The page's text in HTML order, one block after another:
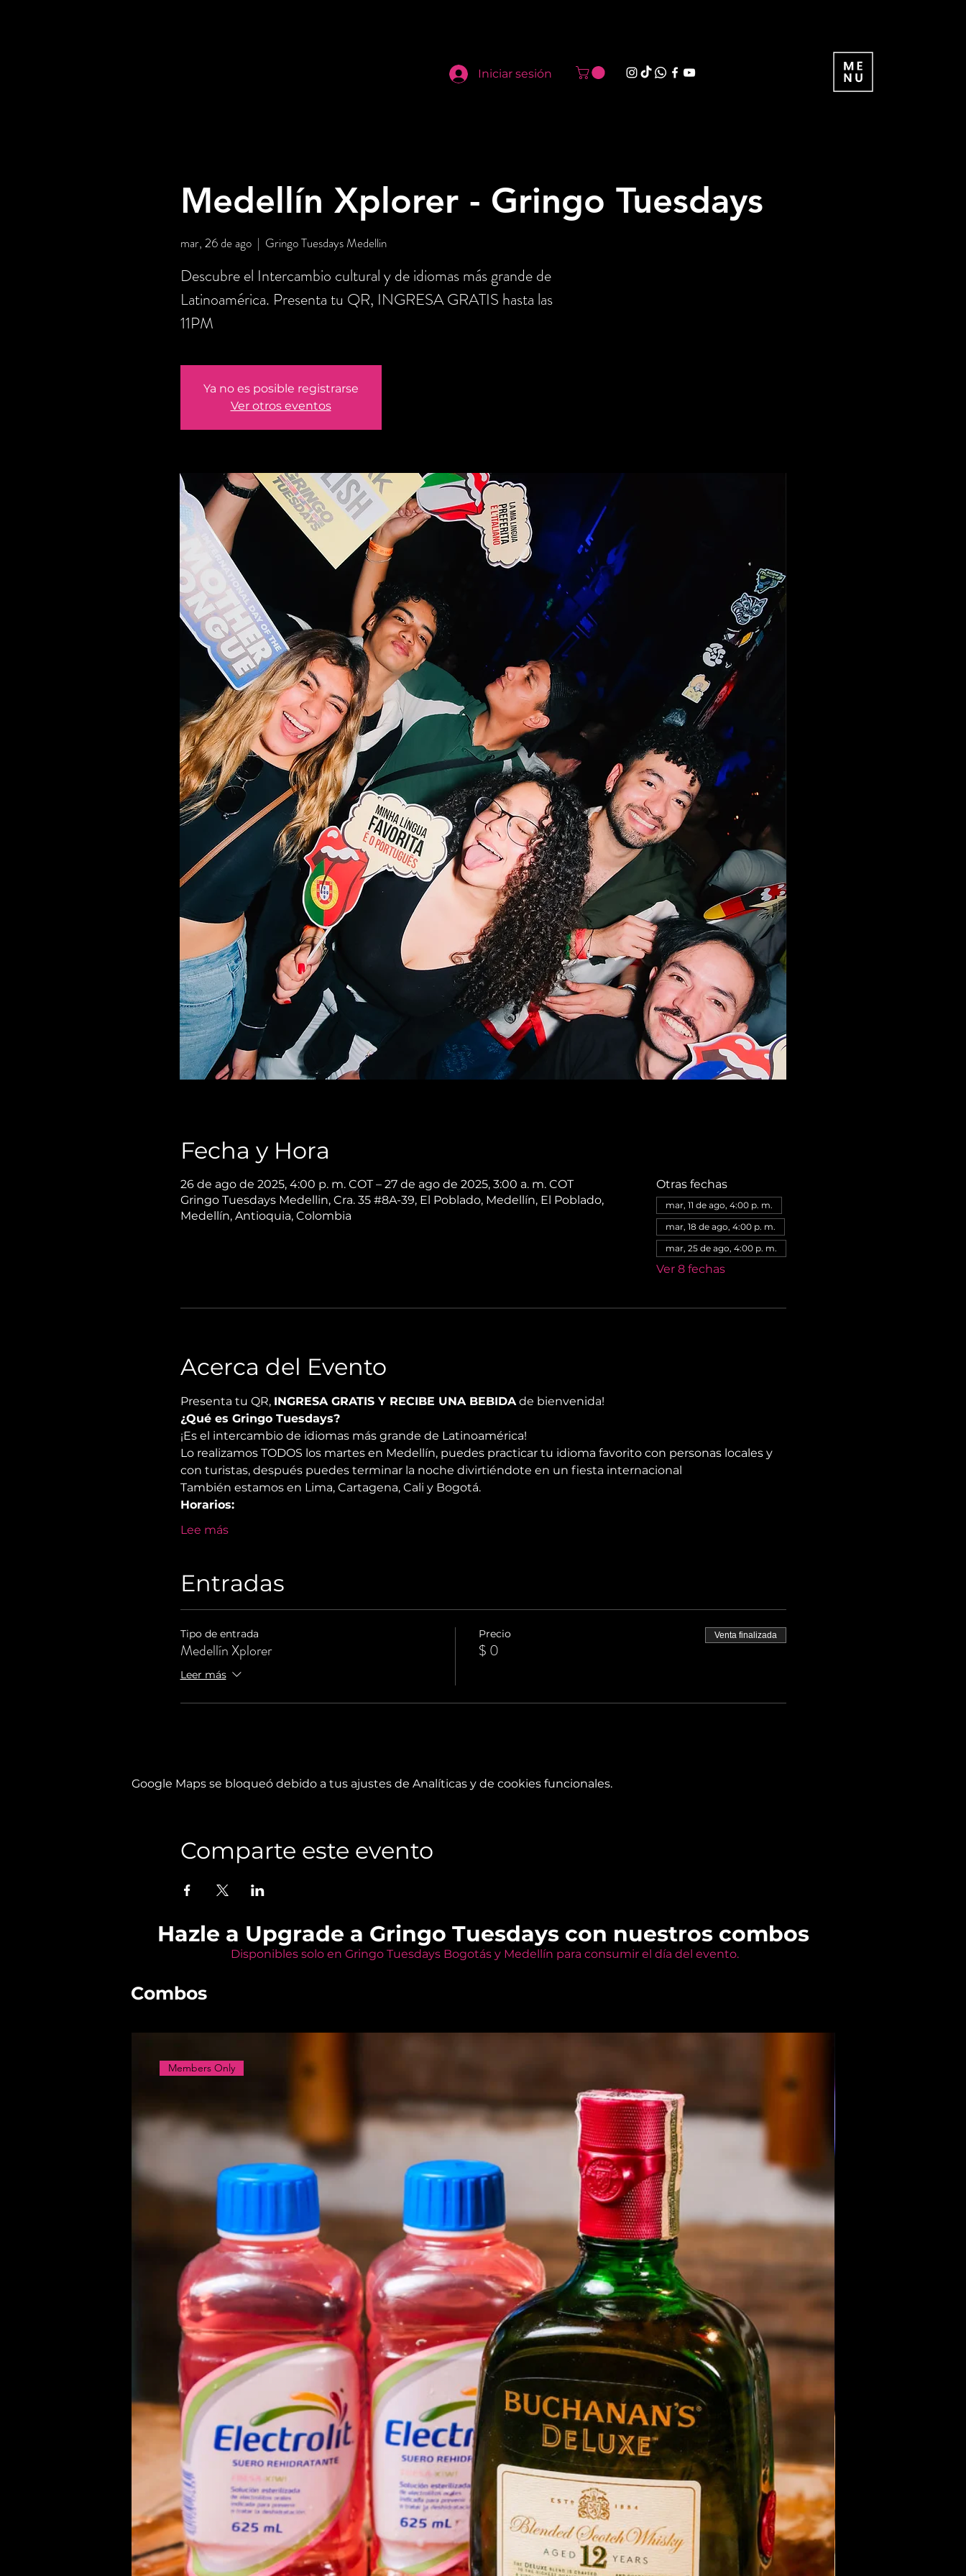
Iniciar sesión
Medellín Xplorer - Gringo Tuesdays
mar, 26 de ago
  |
Gringo Tuesdays Medellin
Descubre el Intercambio cultural y de idiomas más grande de
Latinoamérica. Presenta tu QR, INGRESA GRATIS hasta las
11PM
Ya no es posible registrarse
Ver otros eventos
Fecha y Hora
26 de ago de 2025, 4:00 p. m. COT – 27 de ago de 2025, 3:00 a. m. COT
Gringo Tuesdays Medellin, Cra. 35 #8A-39, El Poblado, Medellín, El Poblado,
Medellín, Antioquia, Colombia
Otras fechas
mar, 11 de ago, 4:00 p. m.
mar, 18 de ago, 4:00 p. m.
mar, 25 de ago, 4:00 p. m.
Ver 8 fechas
Acerca del Evento
Presenta tu QR, INGRESA GRATIS Y RECIBE UNA BEBIDA de bienvenida!
¿Qué es Gringo Tuesdays?
¡Es el intercambio de idiomas más grande de Latinoamérica!
Lo realizamos TODOS los martes en Medellín, puedes practicar tu idioma favorito con personas locales y
con turistas, después puedes terminar la noche divirtiéndote en un fiesta internacional
También estamos en Lima, Cartagena, Cali y Bogotá.
Horarios:
Lee más
Entradas
Tipo de entrada
Medellín Xplorer
Leer más
Precio
$ 0
Venta finalizada
Google Maps se bloqueó debido a tus ajustes de Analíticas y de cookies funcionales.
Comparte este evento
Hazle a Upgrade a Gringo Tuesdays con nuestros combos
Disponibles solo en Gringo Tuesdays Bogotás y Medellín para consumir el día del evento.
Combos
Members Only